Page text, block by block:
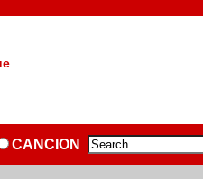
CANCION